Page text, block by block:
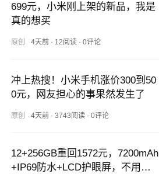
699元，小米刚上架的新品，我是
真的想买
原创 4天前· 12阅读· 0评论
冲上热搜！小米手机涨价300到50
0元，网友担心的事果然发生了
原创 4天前· 3743阅读· 0评论
12+256GB重回1572元，7200mAh
+IP69防水+LCD护眼屏，不用纠